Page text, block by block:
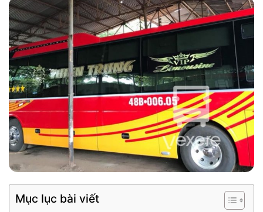
Mục lục bài viết